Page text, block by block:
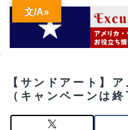
【サンドアート】
（キャンペーンは終
文/A»